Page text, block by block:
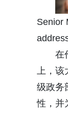
Senior
在
上，该
级政务
性，并